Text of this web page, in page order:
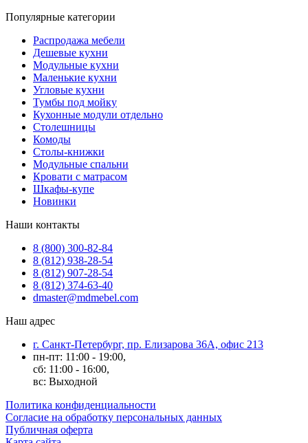
Популярные категории
Распродажа мебели
Дешевые кухни
Модульные кухни
Маленькие кухни
Угловые кухни
Тумбы под мойку
Кухонные модули отдельно
Столешницы
Комоды
Столы-книжки
Модульные спальни
Кровати с матрасом
Шкафы-купе
Новинки
Наши контакты
8 (800) 300-82-84
8 (812) 938-28-54
8 (812) 907-28-54
8 (812) 374-63-40
dmaster@mdmebel.com
Наш адрес
г. Санкт-Петербург, пр. Елизарова 36А, офис 213
пн-пт: 11:00 - 19:00,
сб: 11:00 - 16:00,
вс: Выходной
Политика конфиденциальности
Согласие на обработку персональных данных
Публичная оферта